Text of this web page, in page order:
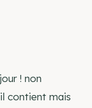
! non
contient mais